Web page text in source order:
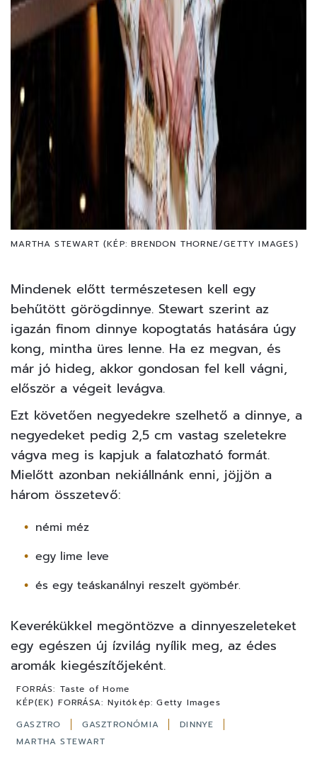
MARTHA STEWART (KÉP: BRENDON THORNE/GETTY IMAGES)
Mindenek előtt természetesen kell egy
behűtött görögdinnye. Stewart szerint az
igazán finom dinnye kopogtatás hatására úgy
kong, mintha üres lenne. Ha ez megvan, és
már jó hideg, akkor gondosan fel kell vágni,
először a végeit levágva.
Ezt követően negyedekre szelhető a dinnye, a
negyedeket pedig 2,5 cm vastag szeletekre
vágva meg is kapjuk a falatozható formát.
Mielőtt azonban nekiállnánk enni, jöjjön a
három összetevő:
némi méz
egy lime leve
és egy teáskanálnyi reszelt gyömbér.
Keverékükkel megöntözve a dinnyeszeleteket
egy egészen új ízvilág nyílik meg, az édes
aromák kiegészítőjeként.
FORRÁS: Taste of Home
KÉP(EK) FORRÁSA: Nyitókép: Getty Images
GASZTRO
GASZTRONÓMIA
DINNYE
MARTHA STEWART